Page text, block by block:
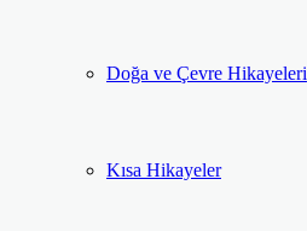
Doğa ve Çevre Hikayeleri
Kısa Hikayeler